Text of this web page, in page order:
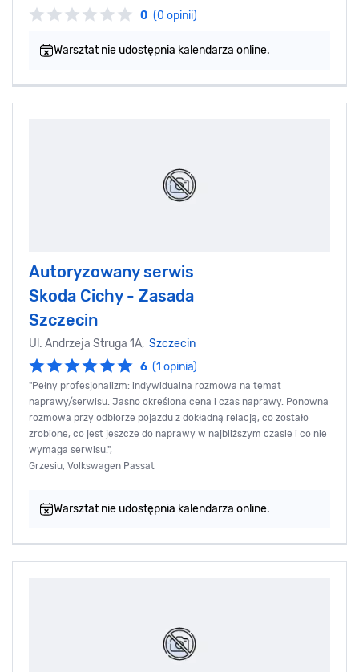
0 (0 opinii)
Warsztat nie udostępnia kalendarza online.
Autoryzowany serwis
Skoda Cichy - Zasada
Szczecin
Ul. Andrzeja Struga 1A, Szczecin
6 (1 opinia)
"Pełny profesjonalizm: indywidualna rozmowa na temat
naprawy/serwisu. Jasno określona cena i czas naprawy. Ponowna
rozmowa przy odbiorze pojazdu z dokładną relacją, co zostało
zrobione, co jest jeszcze do naprawy w najbliższym czasie i co nie
wymaga serwisu.",
Grzesiu, Volkswagen Passat
Warsztat nie udostępnia kalendarza online.